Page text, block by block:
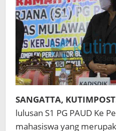
SANGATTA,
lulusan S1 PG PAUD Ke
mahasiswa yang